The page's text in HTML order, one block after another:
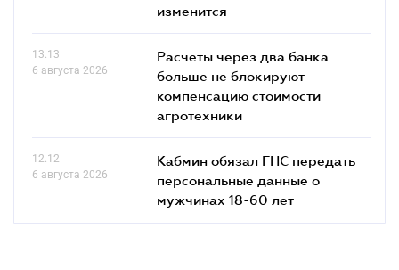
изменится
13.13
6 августа 2026
Расчеты через два банка
больше не блокируют
компенсацию стоимости
агротехники
12.12
6 августа 2026
Кабмин обязал ГНС передать
персональные данные о
мужчинах 18-60 лет